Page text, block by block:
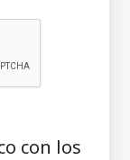
con los